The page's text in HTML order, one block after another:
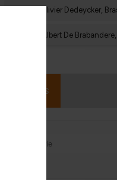
ÉVÉNEMENTS